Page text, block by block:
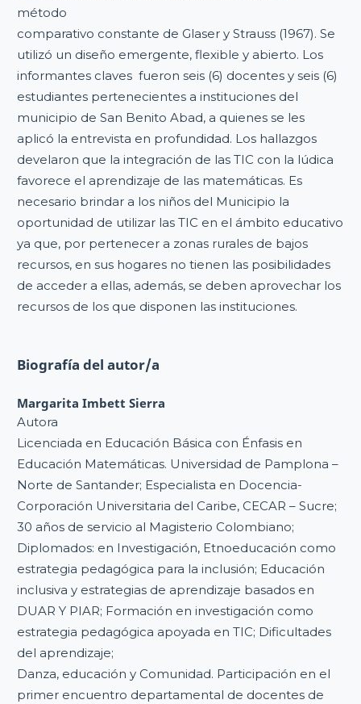
método
comparativo constante de Glaser y Strauss (1967). Se
utilizó un diseño emergente, flexible y abierto. Los
informantes claves fueron seis (6) docentes y seis (6)
estudiantes pertenecientes a instituciones del
municipio de San Benito Abad, a quienes se les
aplicó la entrevista en profundidad. Los hallazgos
develaron que la integración de las TIC con la lúdica
favorece el aprendizaje de las matemáticas. Es
necesario brindar a los niños del Municipio la
oportunidad de utilizar las TIC en el ámbito educativo
ya que, por pertenecer a zonas rurales de bajos
recursos, en sus hogares no tienen las posibilidades
de acceder a ellas, además, se deben aprovechar los
recursos de los que disponen las instituciones.
Biografía del autor/a
Margarita Imbett Sierra
Autora
Licenciada en Educación Básica con Énfasis en
Educación Matemáticas. Universidad de Pamplona –
Norte de Santander; Especialista en Docencia-
Corporación Universitaria del Caribe, CECAR – Sucre;
30 años de servicio al Magisterio Colombiano;
Diplomados: en Investigación, Etnoeducación como
estrategia pedagógica para la inclusión; Educación
inclusiva y estrategias de aprendizaje basados en
DUAR Y PIAR; Formación en investigación como
estrategia pedagógica apoyada en TIC; Dificultades
del aprendizaje;
Danza, educación y Comunidad. Participación en el
primer encuentro departamental de docentes de